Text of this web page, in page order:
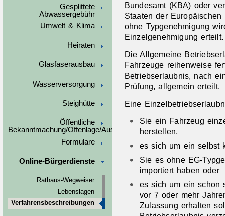
Gesplittete
Abwassergebühr
Umwelt & Klima
Heiraten
Glasfaserausbau
Wasserversorgung
Steighütte
Öffentliche
Bekanntmachung/Offenlage/Ausschreibungen
Formulare
Online-Bürgerdienste
Rathaus-Wegweiser
Lebenslagen
Verfahrensbeschreibungen
Bundesamt (KBA) oder
Staaten der
ohne Typgenehmigung
Einzelgenehmigung erteilt.
Die Allgemeine
Fahrzeuge reihenweise
Betriebserlaubnis, nach
Prüfung, allgemein erteilt.
Eine
Sie ein Fahrzeug
herstellen,
es sich um ein selbst
Sie es ohne EG-
importiert haben oder
es sich um ein schon
vor 7 oder mehr
Zulassung erhalten